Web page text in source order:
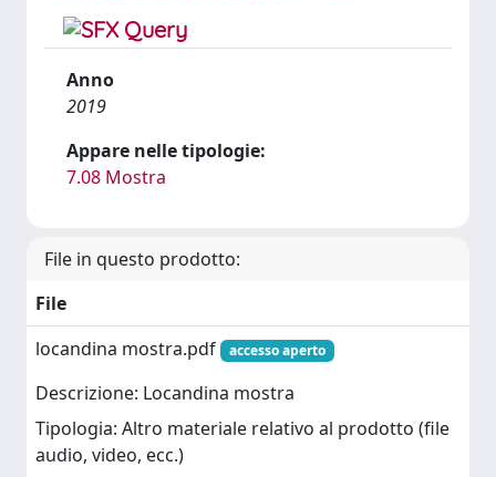
Anno
2019
Appare nelle tipologie:
7.08 Mostra
File in questo prodotto:
File
locandina mostra.pdf
accesso aperto
Descrizione: Locandina mostra
Tipologia: Altro materiale relativo al prodotto (file
audio, video, ecc.)